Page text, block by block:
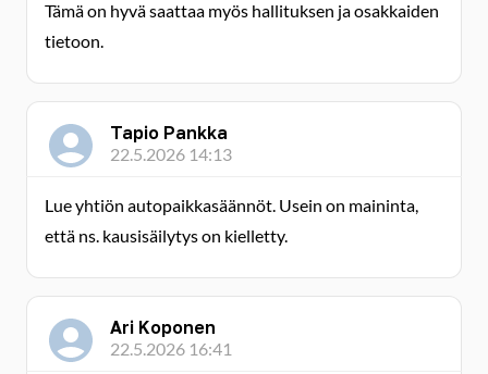
Tämä on hyvä saattaa myös hallituksen ja osakkaiden
tietoon.
Tapio Pankka
22.5.2026 14:13
Lue yhtiön autopaikkasäännöt. Usein on maininta,
että ns. kausisäilytys on kielletty.
Ari Koponen
22.5.2026 16:41